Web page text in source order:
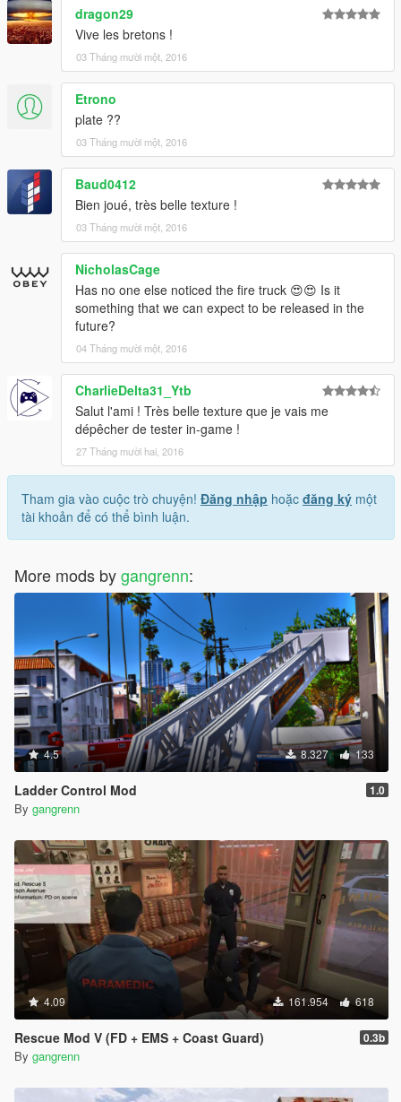
dragon29
Vive les bretons !
03 Tháng mười một, 2016
Etrono
plate ??
03 Tháng mười một, 2016
Baud0412
Bien joué, très belle texture !
03 Tháng mười một, 2016
NicholasCage
Has no one else noticed the fire truck 😍😍 Is it
something that we can expect to be released in the
future?
04 Tháng mười một, 2016
CharlieDelta31_Ytb
Salut l'ami ! Très belle texture que je vais me
dépêcher de tester in-game !
27 Tháng mười hai, 2016
Tham gia vào cuộc trò chuyện! Đăng nhập hoặc đăng ký một
tài khoản để có thể bình luận.
More mods bygangrenn:
4.5 8.327 133
Ladder Control Mod 1.0
By gangrenn
4.09 161.954 618
Rescue Mod V (FD + EMS + Coast Guard) 0.3b
By gangrenn